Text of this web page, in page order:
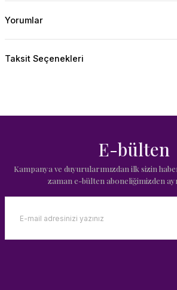
Yorumlar
Taksit Seçenekleri
E-bülten
Kampanya ve duyurularımızdan ilk sizin
zaman e-bülten aboneliğimizden